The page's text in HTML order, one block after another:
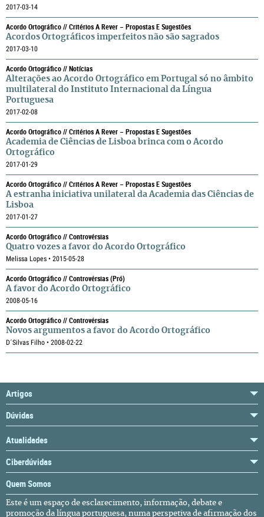
2017-03-14
Acordo Ortográfico // Critérios A Rever – Propostas E Sugestões
Acordos Ortográficos imperfeitos não são sagrados
2017-03-10
Acordo Ortográfico // Notícias
Alterações ao Acordo Ortográfico em Portugal só no âmbito
multilateral do Instituto Internacional da Língua
Portuguesa
2017-02-08
Acordo Ortográfico // Critérios A Rever – Propostas E Sugestões
Academia de Ciências de Lisboa brinca com o Acordo
Ortográfico
2017-01-29
Acordo Ortográfico // Critérios A Rever – Propostas E Sugestões
A estranha iniciativa unilateral da Academia das Ciências de
Lisboa
2017-01-27
Acordo Ortográfico // Controvérsias
Quatro vozes a favor do Acordo Ortográfico
Melissa Lopes • 2015-05-28
Acordo Ortográfico // Controvérsias (pró)
A favor do Acordo Ortográfico
2008-05-16
Acordo Ortográfico // Controvérsias
Novos argumentos a favor do Acordo Ortográfico
D´Silvas Filho • 2008-02-22
Artigos
Dúvidas
Atualidades
Ciberdúvidas
Quem Somos
Este é um espaço de esclarecimento, informação, debate e
promoção da língua portuguesa, numa perspetiva de afirmação dos